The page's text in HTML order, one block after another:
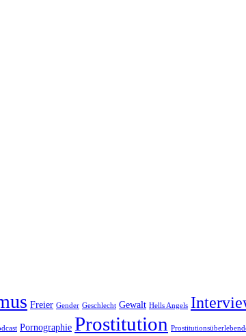
Freier Gender Geschlecht Gewalt Hells Angels
Pornographie Prostitution